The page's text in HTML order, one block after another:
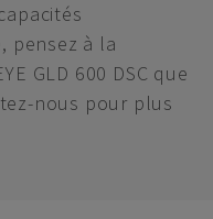
pensez à la
GLD 600 DSC que
nous pour plus